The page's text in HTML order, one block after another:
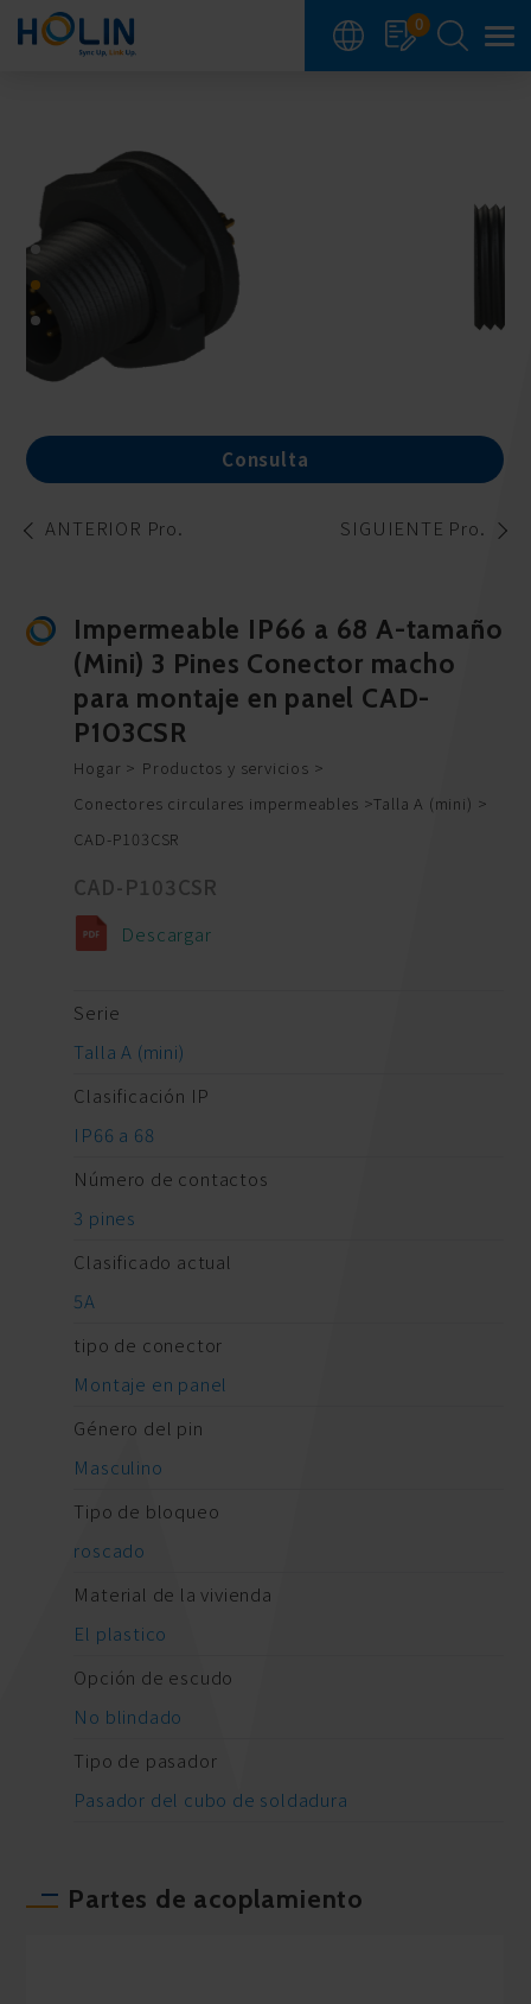
0
Consulta
ANTERIOR Pro. SIGUIENTE Pro.
Impermeable IP66 a 68 A-tamaño
(Mini) 3 Pines Conector macho
para montaje en panel CAD-
P103CSR
Hogar
Productos y servicios
Conectores circulares impermeables
Talla A (mini)
CAD-P103CSR
CAD-P103CSR
Descargar
Serie
Talla A (mini)
Clasificación IP
IP66 a 68
Número de contactos
3 pines
Clasificado actual
5A
tipo de conector
Montaje en panel
Género del pin
Masculino
Tipo de bloqueo
roscado
Material de la vivienda
El plastico
Opción de escudo
No blindado
Tipo de pasador
Pasador del cubo de soldadura
Partes de acoplamiento
Panel de gestión de cookies